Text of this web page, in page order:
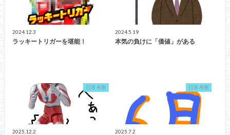
2024.12.3
ラッキートリガーを堪能！
2024.5.19
本気の負けに「価値」がある
日常考察
2025.12.2
日常考察
2025.7.2